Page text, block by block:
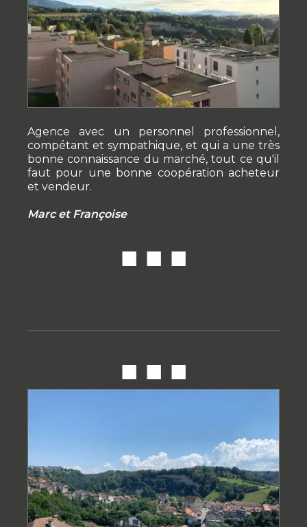
Agence avec un personnel professionnel,
compétant et sympathique, et qui a une très
bonne connaissance du marché, tout ce qu'il
faut pour une bonne coopération acheteur
et vendeur.
Marc et Françoise
■ ■ ■
■ ■ ■